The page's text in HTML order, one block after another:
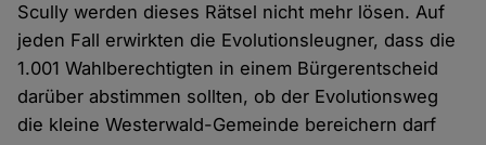
Scully werden dieses Rätsel nicht mehr lösen. Auf
jeden Fall erwirkten die Evolutionsleugner, dass die
1.001 Wahlberechtigten in einem Bürgerentscheid
darüber abstimmen sollten, ob der Evolutionsweg
die kleine Westerwald-Gemeinde bereichern darf